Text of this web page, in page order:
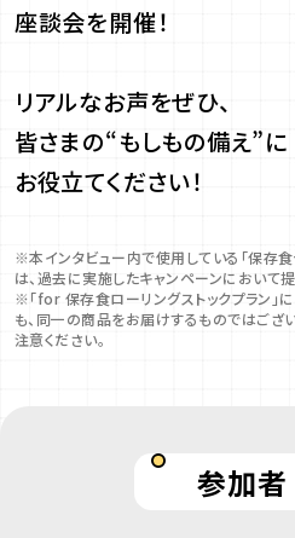
座談会を開催！
リアルなお声をぜひ、
皆さまの“もしもの備え”に
お役立てください！
※本インタビュー内で​使用している​「保存食
は、​過去に​実施した​キャンペーンに​おいて​
※​「for 保存食ローリングストックプラン」
も、​同一の​商品を​お届けする​ものでは​ござ
注意ください。​
参加者